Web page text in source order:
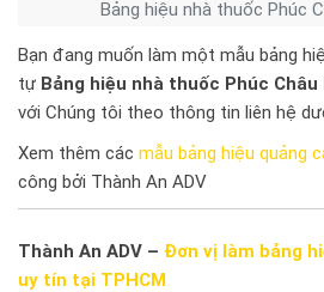
Bảng hiệu nhà thuốc Phúc
Bạn đang muốn làm một mẫu bảng
tự Bảng hiệu nhà thuốc Phúc
với Chúng tôi theo thông tin liên hệ
Xem thêm các mẫu bảng hiệu quảng
công bởi Thành An ADV
Thành An ADV – Đơn vị làm bảng
uy tín tại TPHCM